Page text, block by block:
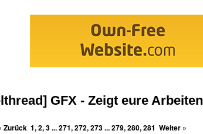
GFX - Zeigt eure Arbeiten
Zurück 1,2,3...271,272,273...279,280,281 Weiter »